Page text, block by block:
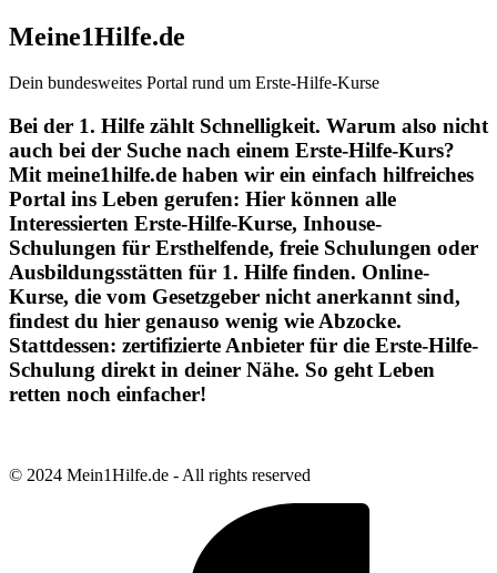
Meine1Hilfe.de
Dein bundesweites Portal rund um Erste-Hilfe-Kurse
Bei der 1. Hilfe zählt Schnelligkeit. Warum also nicht
auch bei der Suche nach einem Erste-Hilfe-Kurs?
Mit meine1hilfe.de haben wir ein einfach hilfreiches
Portal ins Leben gerufen: Hier können alle
Interessierten Erste-Hilfe-Kurse, Inhouse-
Schulungen für Ersthelfende, freie Schulungen oder
Ausbildungsstätten für 1. Hilfe finden. Online-
Kurse, die vom Gesetzgeber nicht anerkannt sind,
findest du hier genauso wenig wie Abzocke.
Stattdessen: zertifizierte Anbieter für die Erste-Hilfe-
Schulung direkt in deiner Nähe. So geht Leben
retten noch einfacher!
© 2024 Mein1Hilfe.de - All rights reserved